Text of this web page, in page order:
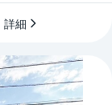
詳細